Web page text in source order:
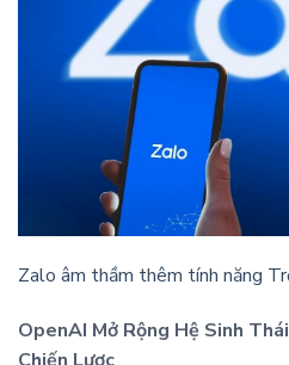
Zalo âm thầm thêm tính năng
OpenAI Mở Rộng Hệ Sinh